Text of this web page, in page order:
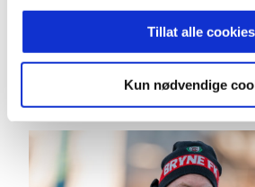
Tillat alle cookies
Kun nødvendige
Med Anders på plass ønsker
keeperteamet ytterligere og
utvikling både på kort og lang sikt.